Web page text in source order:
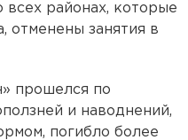
всех районах, которые
отменены занятия в
прошелся по
и наводнений,
погибло более